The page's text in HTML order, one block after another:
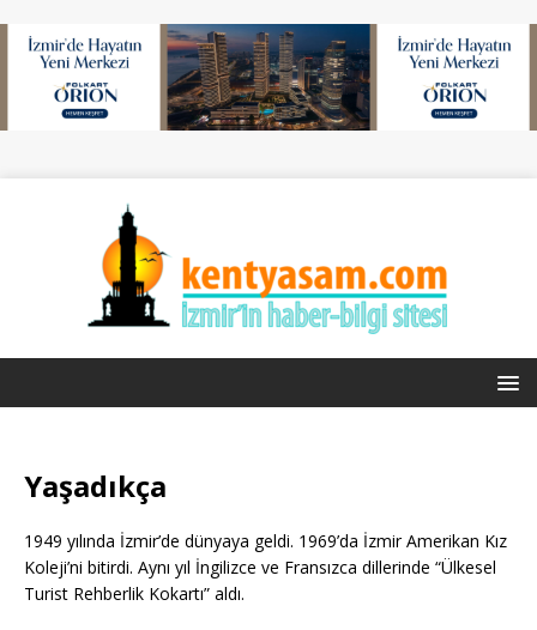
Yaşadıkça
1949 yılında İzmir’de dünyaya geldi. 1969’da İzmir Amerikan Kız
Koleji’ni bitirdi. Aynı yıl İngilizce ve Fransızca dillerinde “Ülkesel
Turist Rehberlik Kokartı” aldı.